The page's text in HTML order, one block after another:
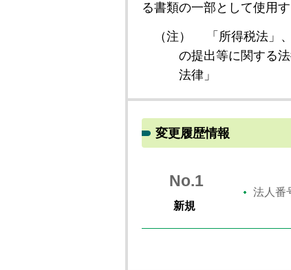
る書類の一部として使用
（注）
「所得税法」
の提出等に関する
法律」
変更履歴情報
No.1
新規
法人番